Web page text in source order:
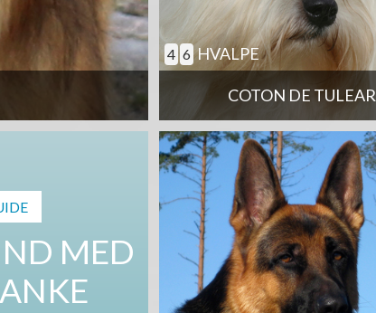
COTON DE TULEAR
4 6 HVALPE
MED